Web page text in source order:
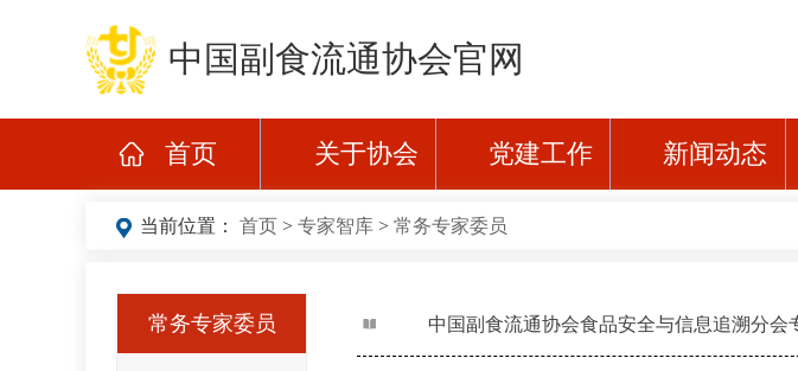
中国副食流通协会官网
首页 关于协会 党建工作 新闻动态
当前位置： 首页 > 专家智库 > 常务专家委员
常务专家委员 中国副食流通协会食品安全与信息追溯分会